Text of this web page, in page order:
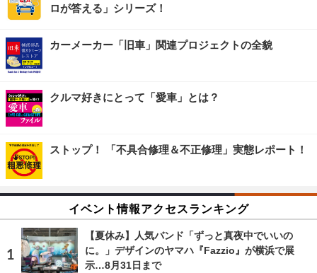
ロが答える」シリーズ！
カーメーカー「旧車」関連プロジェクトの全貌
クルマ好きにとって「愛車」とは？
ストップ！ 「不具合修理＆不正修理」実態レポート！
イベント情報アクセスランキング
【夏休み】人気バンド「ずっと真夜中でいいの
に。」デザインのヤマハ『Fazzio』が横浜で展
示…8月31日まで